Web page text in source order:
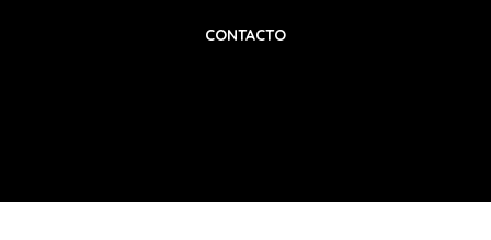
CONTACTO